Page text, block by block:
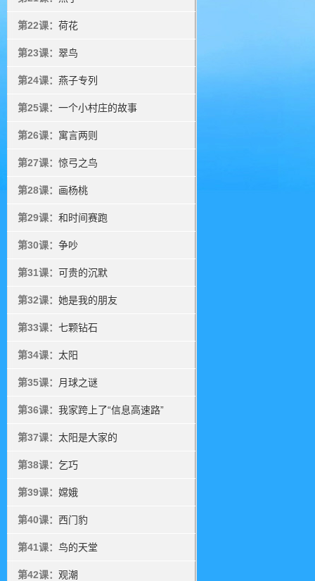
第22课： 荷花
第23课： 翠鸟
第24课： 燕子专列
第25课： 一个小村庄的故事
第26课： 寓言两则
第27课： 惊弓之鸟
第28课： 画杨桃
第29课： 和时间赛跑
第30课： 争吵
第31课： 可贵的沉默
第32课： 她是我的朋友
第33课： 七颗钻石
第34课： 太阳
第35课： 月球之谜
第36课： 我家跨上了“信息高速路”
第37课： 太阳是大家的
第38课： 乞巧
第39课： 嫦娥
第40课： 西门豹
第41课： 鸟的天堂
第42课： 观潮